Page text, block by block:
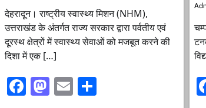
देहरादून। राष्ट्रीय स्वास्थ्य मिशन (NHM),
उत्तराखंड के अंतर्गत राज्य सरकार द्वारा पर्वतीय एवं
दूरस्थ क्षेत्रों में स्वास्थ्य सेवाओं को मजबूत करने की
दिशा में एक […]
Facebook
Mastodon
Email